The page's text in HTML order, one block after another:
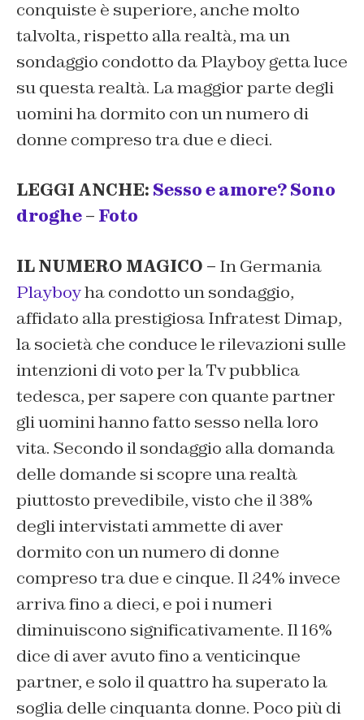
conquiste è superiore, anche molto
talvolta, rispetto alla realtà, ma un
sondaggio condotto da Playboy getta luce
su questa realtà. La maggior parte degli
uomini ha dormito con un numero di
donne compreso tra due e dieci.
LEGGI ANCHE: Sesso e amore? Sono
droghe– Foto
IL NUMERO MAGICO – In Germania
Playboyha condotto un sondaggio,
affidato alla prestigiosa Infratest Dimap,
la società che conduce le rilevazioni sulle
intenzioni di voto per la Tv pubblica
tedesca, per sapere con quante partner
gli uomini hanno fatto sesso nella loro
vita. Secondo il sondaggio alla domanda
delle domande si scopre una realtà
piuttosto prevedibile, visto che il 38%
degli intervistati ammette di aver
dormito con un numero di donne
compreso tra due e cinque. Il 24% invece
arriva fino a dieci, e poi i numeri
diminuiscono significativamente. Il 16%
dice di aver avuto fino a venticinque
partner, e solo il quattro ha superato la
soglia delle cinquanta donne. Poco più di